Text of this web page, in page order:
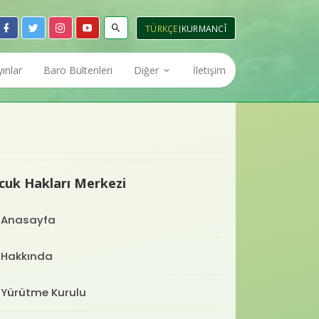
TÜRKÇE KURMANCÎ
Baro Bültenleri Diğer İletişim
Hakları Merkezi
Anasayfa
Hakkında
Yürütme Kurulu